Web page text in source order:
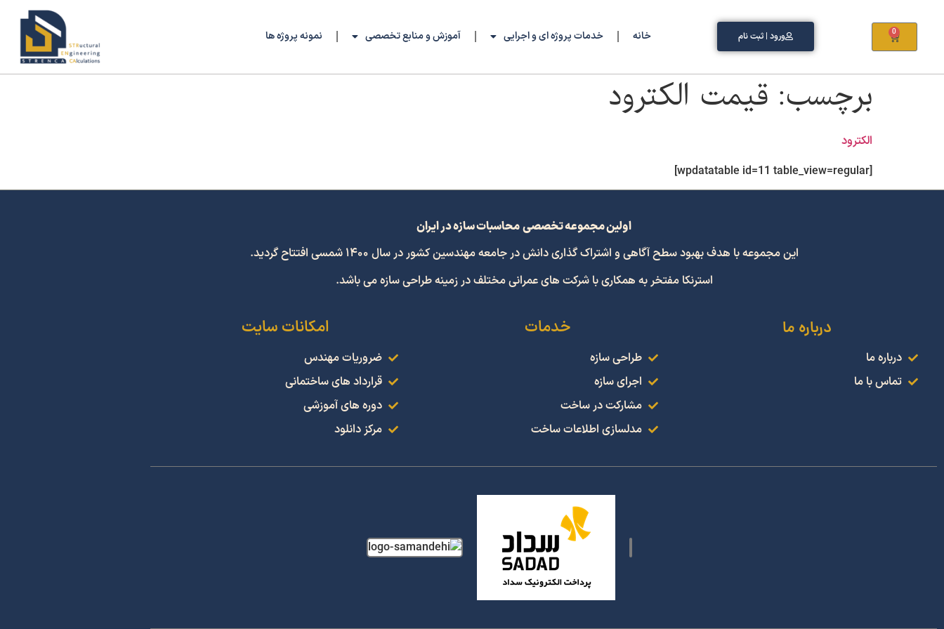
0 ورود | ثبت نام خانه خدمات پروژه ای و اجرایی آموزش و منابع تخصصی نمونه پروژه ها
برچسب: قیمت الکترود
الکترود
[wpdatatable id=11 table_view=regular]
اولین مجموعه تخصصی محاسبات سازه در ایران
این مجموعه با هدف بهبود سطح آگاهی و اشتراک گذاری دانش در جامعه مهندسین کشور در سال 1400 شمسی افتتاح گردید.
استرنکا مفتخر به همکاری با شرکت های عمرانی مختلف در زمینه طراحی سازه می باشد.
درباره ما
درباره ما
تماس با ما
خدمات
طراحی سازه
اجرای سازه
مشارکت در ساخت
مدلسازی اطلاعات ساخت
امکانات سایت
ضروریات مهندس
قرارداد های ساختمانی
دوره های آموزشی
مرکز دانلود